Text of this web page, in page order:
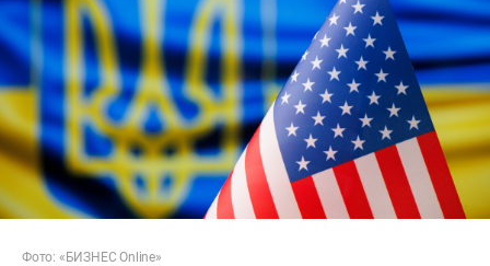
Фото: «БИЗНЕС Online»